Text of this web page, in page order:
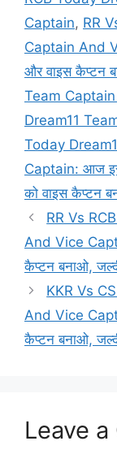
Captain, RR
Captain And
और वाइस कैप्टन
Team
Dream11
Today
Captain: आज इस
को वाइस कैप्टन
RR Vs
And Vice
कैप्टन बनाओ,
KKR Vs
And Vice
कैप्टन बनाओ,
Leave